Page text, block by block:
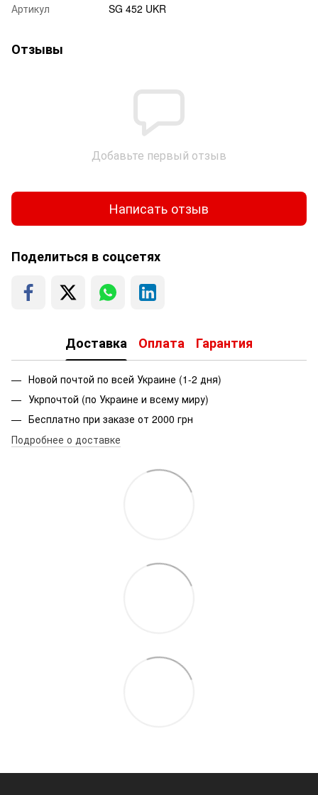
Артикул
SG 452 UKR
Отзывы
Добавьте первый отзыв
Написать отзыв
Поделиться в соцсетях
Доставка Оплата Гарантия
Новой почтой по всей Украине (1-2 дня)
Укрпочтой (по Украине и всему миру)
Бесплатно при заказе от 2000 грн
Подробнее о доставке